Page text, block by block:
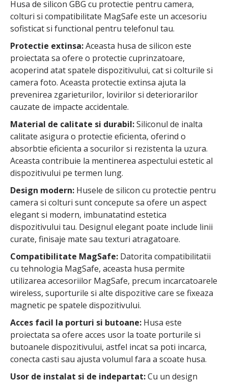
Husa de silicon GBG cu protectie pentru camera,
colturi si compatibilitate MagSafe este un accesoriu
sofisticat si functional pentru telefonul tau.
Protectie extinsa:Aceasta husa de silicon este
proiectata sa ofere o protectie cuprinzatoare,
acoperind atat spatele dispozitivului, cat si colturile si
camera foto. Aceasta protectie extinsa ajuta la
prevenirea zgarieturilor, lovirilor si deteriorarilor
cauzate de impacte accidentale.
Material de calitate si durabil:Siliconul de inalta
calitate asigura o protectie eficienta, oferind o
absorbtie eficienta a socurilor si rezistenta la uzura.
Aceasta contribuie la mentinerea aspectului estetic al
dispozitivului pe termen lung.
Design modern: Husele de silicon cu protectie pentru
camera si colturi sunt concepute sa ofere un aspect
elegant si modern, imbunatatind estetica
dispozitivului tau. Designul elegant poate include linii
curate, finisaje mate sau texturi atragatoare.
Compatibilitate MagSafe: Datorita compatibilitatii
cu tehnologia MagSafe, aceasta husa permite
utilizarea accesoriilor MagSafe, precum incarcatoarele
wireless, suporturile si alte dispozitive care se fixeaza
magnetic pe spatele dispozitivului.
Acces facil la porturi si butoane: Husa este
proiectata sa ofere acces usor la toate porturile si
butoanele dispozitivului, astfel incat sa poti incarca,
conecta casti sau ajusta volumul fara a scoate husa.
Usor de instalat si de indepartat:Cu un design